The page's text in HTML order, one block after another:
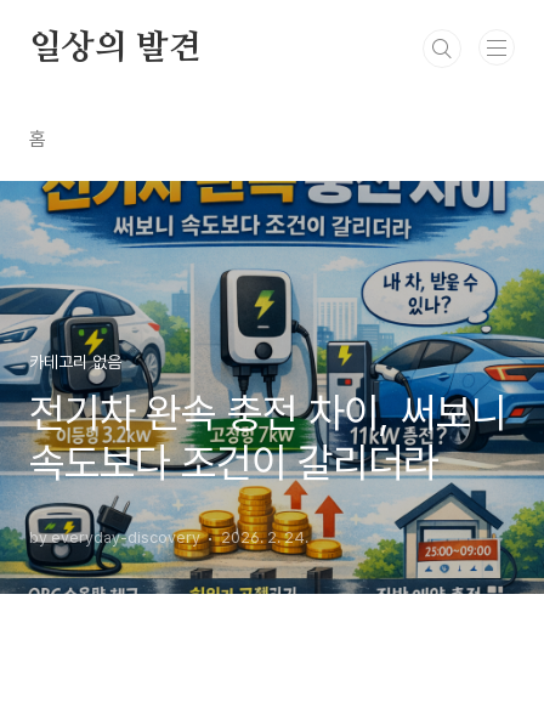
일상의 발견
홈
카테고리 없음
전기차 완속 충전 차이, 써보니
속도보다 조건이 갈리더라
by everyday-discovery 2026. 2. 24.